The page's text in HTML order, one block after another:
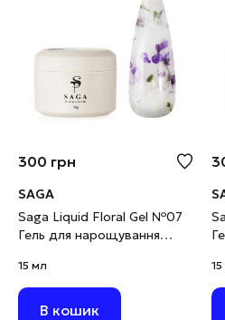
300 грн
SAGA
Saga Liquid Floral Gel №07
Гель для нарощування
сухоцвітами, 15 мл
15 мл
В кошик